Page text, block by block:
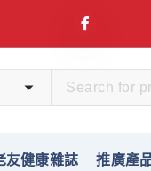
友健康雜誌 推廣產